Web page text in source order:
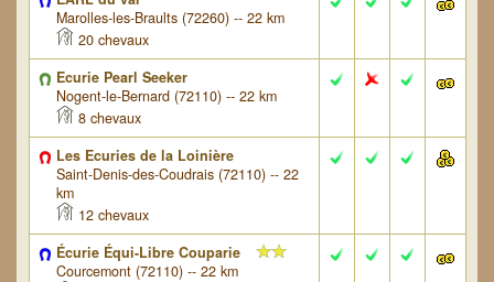
Marolles-les-Braults (72260) -- 22 km
20 chevaux
Ecurie Pearl Seeker
Nogent-le-Bernard (72110) -- 22 km
8 chevaux
Les Ecuries de la Loinière
Saint-Denis-des-Coudrais (72110) -- 22
km
12 chevaux
Écurie Équi-Libre Couparie
Courcemont (72110) -- 22 km